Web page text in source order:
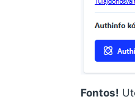
Fontos!